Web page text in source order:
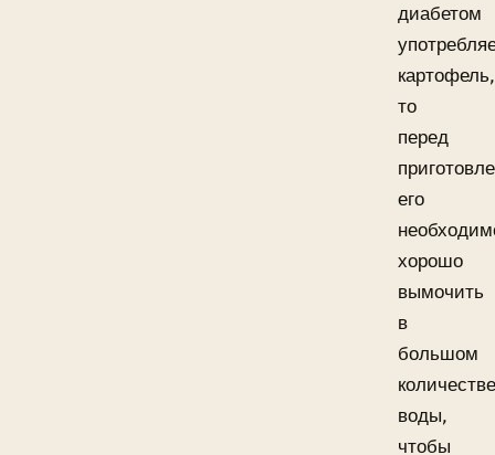
диабетом
картофель,
то
перед
его
хорошо
вымочить
в
большом
количестве
воды,
чтобы